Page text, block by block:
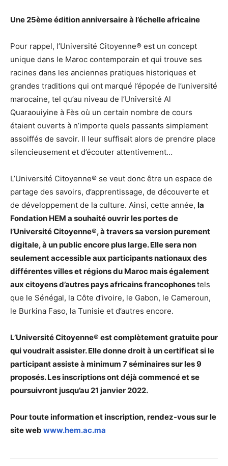
Une 25èmeédition anniversaire à l’échelle africaine
Pour rappel, l’Université Citoyenne® est un concept
unique dans le Maroc contemporain et qui trouve ses
racines dans les anciennes pratiques historiques et
grandes traditions qui ont marqué l’épopée de l’université
marocaine, tel qu’au niveau de l’Université Al
Quaraouiyine à Fès où un certain nombre de cours
étaient ouverts à n’importe quels passants simplement
assoiffés de savoir. Il leur suffisait alors de prendre place
silencieusement et d’écouter attentivement…
L’Université Citoyenne® se veut donc être un espace de
partage des savoirs, d’apprentissage, de découverte et
de développement de la culture. Ainsi, cette année, la
Fondation HEM a souhaité ouvrir les portes de
l’Université Citoyenne®, à travers sa version purement
digitale, à un public encore plus large. Elle sera non
seulement accessible aux participants nationaux des
différentes villes et régions du Maroc mais également
aux citoyens d’autres pays africains francophonestels
que le Sénégal, la Côte d’ivoire, le Gabon, le Cameroun,
le Burkina Faso, la Tunisie et d’autres encore.
L’Université Citoyenne® est complètement gratuite pour
qui voudrait assister. Elle donne droit à un certificat si le
participant assiste à minimum 7 séminaires sur les 9
proposés. Les inscriptions ont déjà commencé et se
poursuivrontjusqu’au 21 janvier 2022.
Pour toute information et inscription, rendez-vous sur le
site web www.hem.ac.ma